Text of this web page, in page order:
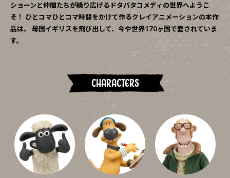
ショーンと仲間たちが繰り広げるドタバタコメディの世界へようこ
そ！
ひとコマひとコマ時間をかけて作るクレイアニメーションの本作
品は、
母国イギリスを飛び出して、今や世界170ヶ国で愛されていま
す。
CHARACTERS